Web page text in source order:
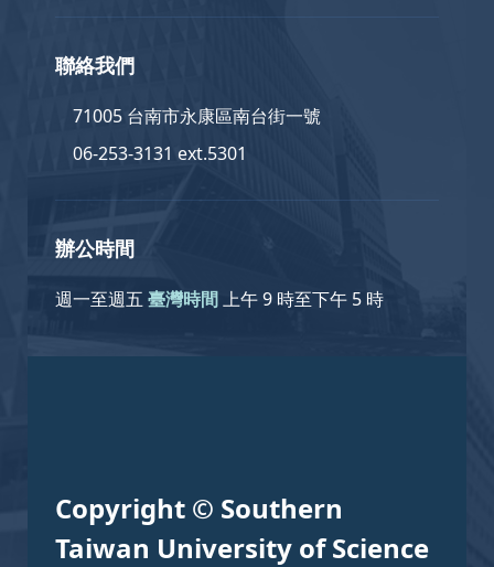
聯絡我們
71005 台南市永康區南台街一號
06-253-3131 ext.5301
辦公時間
週一至週五 臺灣時間上午 9 時至下午 5 時
Copyright © Southern
Taiwan University of Science